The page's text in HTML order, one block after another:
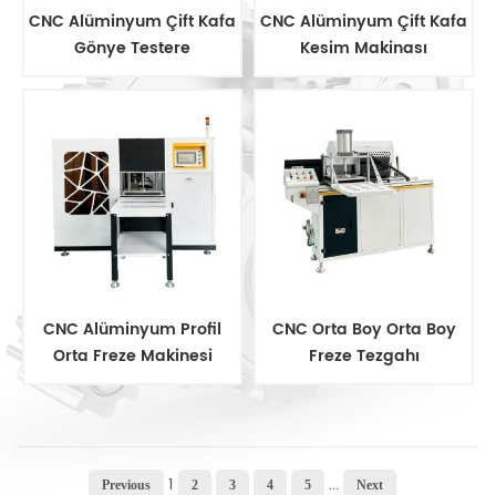
CNC Alüminyum Çift Kafa
Gönye Testere
CNC Alüminyum Çift Kafa
Kesim Makinası
CNC Alüminyum Profil
Orta Freze Makinesi
CNC Orta Boy Orta Boy
Freze Tezgahı
Previous 1 2 3 4 5 ... Next